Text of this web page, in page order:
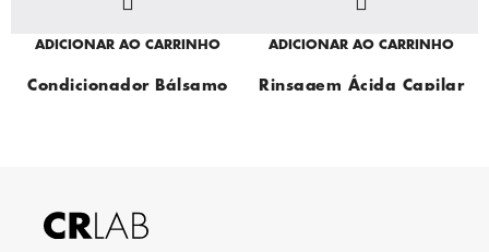
ADICIONAR AO CARRINHO
Condicionador Bálsamo
ADICIONAR AO CARRINHO
Rinsagem Ácida Capilar